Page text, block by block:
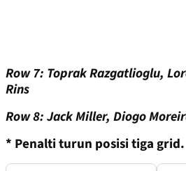
Row 7: Toprak Razgatlioglu,
Rins
Row 8: Jack Miller, Diogo
* Penalti turun posisi tiga grid.